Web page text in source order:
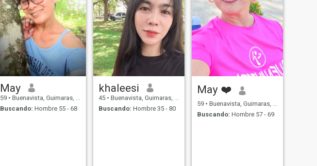
May
59 • Buenavista, Guimaras, Filipinas
Buscando: Hombre 55 - 68
khaleesi
45 • Buenavista, Guimaras, Filipinas
Buscando: Hombre 35 - 80
May ❤️
59 • Buenavista, Guimaras, Filipinas
Buscando: Hombre 57 - 69